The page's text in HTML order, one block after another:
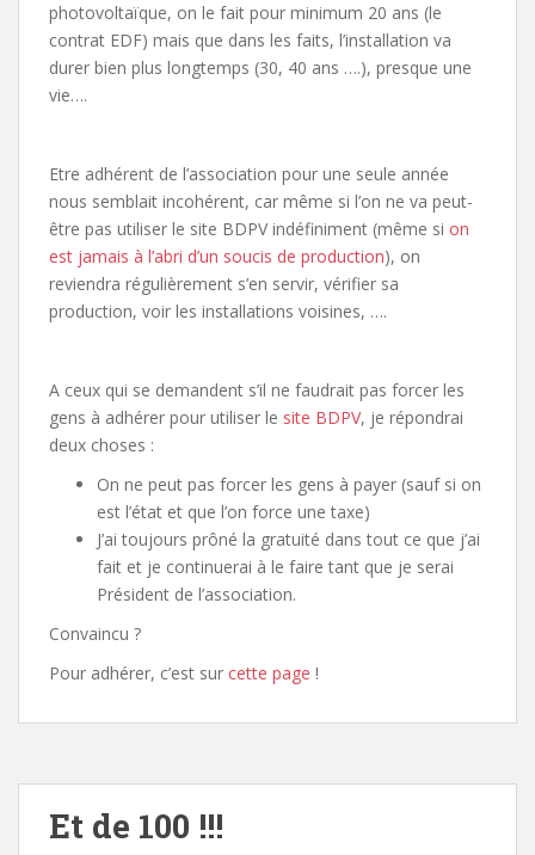
photovoltaïque, on le fait pour minimum 20 ans (le
contrat EDF) mais que dans les faits, l’installation va
durer bien plus longtemps (30, 40 ans ….), presque une
vie….
Etre adhérent de l’association pour une seule année
nous semblait incohérent, car même si l’on ne va peut-
être pas utiliser le site BDPV indéfiniment (même si on
est jamais à l’abri d’un soucis de production), on
reviendra régulièrement s’en servir, vérifier sa
production, voir les installations voisines, ….
A ceux qui se demandent s’il ne faudrait pas forcer les
gens à adhérer pour utiliser le site BDPV, je répondrai
deux choses :
On ne peut pas forcer les gens à payer (sauf si on
est l’état et que l’on force une taxe)
J’ai toujours prôné la gratuité dans tout ce que j’ai
fait et je continuerai à le faire tant que je serai
Président de l’association.
Convaincu ?
Pour adhérer, c’est sur cette page !
Et de 100 !!!